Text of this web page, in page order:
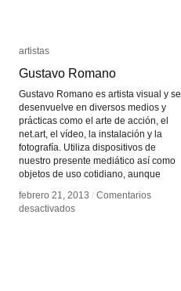
artistas
Gustavo Romano
Gustavo Romano es artista visual y se
desenvuelve en diversos medios y
prácticas como el arte de acción, el
net.art, el vídeo, la instalación y la
fotografía. Utiliza dispositivos de
nuestro presente mediático así como
objetos de uso cotidiano, aunque
febrero 21, 2013 / Comentarios
desactivadosen
artistas
Gustavo Romano
febrero 21, 2013 / Comentarios
desactivadosen